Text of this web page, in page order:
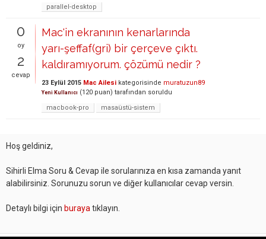
parallel-desktop
0
oy
2
cevap
Mac'in ekranının kenarlarında
yarı-şeffaf(gri) bir çerçeve çıktı.
kaldıramıyorum. çözümü nedir ?
23 Eylül 2015 Mac Ailesi kategorisinde muratuzun89
Yeni Kullanıcı (120 puan) tarafından soruldu
macbook-pro
masaüstü-sistem
Hoş geldiniz,
Sihirli Elma Soru & Cevap ile sorularınıza en kısa zamanda yanıt
alabilirsiniz. Sorunuzu sorun ve diğer kullanıcılar cevap versin.
Detaylı bilgi için buraya tıklayın.